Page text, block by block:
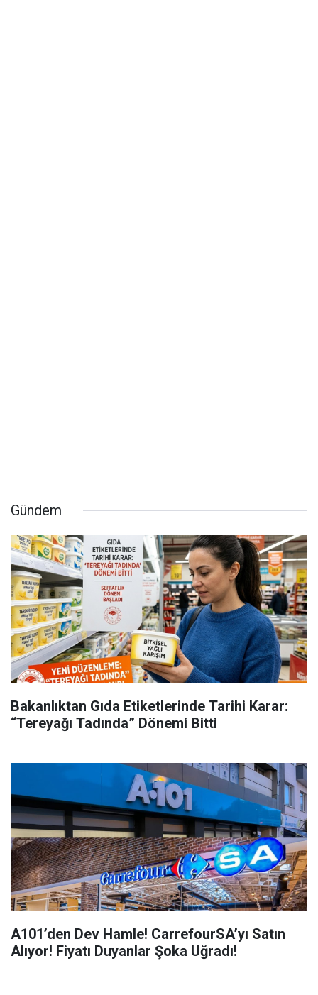
Gündem
Bakanlıktan Gıda Etiketlerinde Tarihi Karar:
“Tereyağı Tadında” Dönemi Bitti
A101’den Dev Hamle! CarrefourSA’yı Satın
Alıyor! Fiyatı Duyanlar Şoka Uğradı!